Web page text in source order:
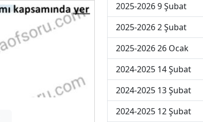
2025-2026 9 Şubat
2025-2026 2 Şubat
2025-2026 26 Ocak
2024-2025 14 Şubat
2024-2025 13 Şubat
2024-2025 12 Şubat